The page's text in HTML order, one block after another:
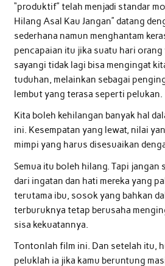
“produktif” telah menjadi standar
Hilang Asal Kau Jangan” datang
sederhana namun menghantam
pencapaian itu jika suatu hari
sayangi tidak lagi bisa mengingat
tuduhan, melainkan sebagai
lembut yang terasa seperti pelukan.
Kita boleh kehilangan banyak hal
ini. Kesempatan yang lewat, nilai
mimpi yang harus disesuaikan
Semua itu boleh hilang. Tapi jangan
dari ingatan dan hati mereka yang
terutama ibu, sosok yang bahkan
terburuknya tetap berusaha
sisa kekuatannya.
Tontonlah film ini. Dan setelah itu,
peluklah ia jika kamu beruntung